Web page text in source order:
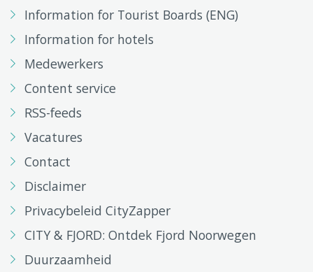
Information for Tourist Boards (ENG)
Information for hotels
Medewerkers
Content service
RSS-feeds
Vacatures
Contact
Disclaimer
Privacybeleid CityZapper
CITY & FJORD: Ontdek Fjord Noorwegen
Duurzaamheid